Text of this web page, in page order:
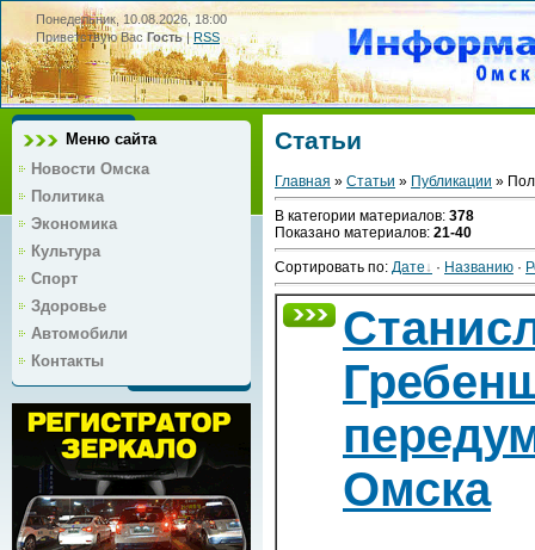
Понедельник, 10.08.2026, 18:00
Приветствую Вас Гость|RSS
Меню сайта
Новости Омска
Политика
Экономика
Культура
Спорт
Здоровье
Автомобили
Контакты
Статьи
Главная » Статьи » Публикации »
В категории материалов: 378
Показано материалов: 21-40
Сортировать по: Дате · Названию ·
Омска